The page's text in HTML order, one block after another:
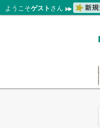
ようこそゲスト さん